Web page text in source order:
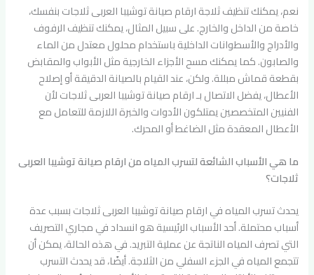
نعم، يمكنك تنظيف ثلاجة ارقام صيانة توشيبا العربى ثلاجات بنفسك،
خاصة من الداخل والخارج. على سبيل المثال، يمكنك تنظيف الرفوف
والأدراج والأسطوانات الداخلية باستخدام محلول معتدل من الماء
والصابون. كما يمكنك مسح الأجزاء الخارجية مثل الأبواب والمقابض
بقطعة قماش مبللة. ولكن، عند القيام بالصيانة الدقيقة أو إصلاح
الأعطال، يفضل الاتصال بـ ارقام صيانة توشيبا العربى ثلاجات لأن
الفنيين المتخصصين يمتلكون الأدوات والخبرة اللازمة للتعامل مع
الأعطال المعقدة مثل الضاغط أو المحرك.
ما هي الأسباب الشائعة لتسرب المياه من ارقام صيانة توشيبا العربى
ثلاجات؟
يحدث تسرب المياه في ارقام صيانة توشيبا العربى ثلاجات بسبب عدة
أسباب محتملة. أحد الأسباب الرئيسية هو انسداد في مجاري التصريف
التي تصرف المياه الناتجة عن عملية التبريد. في هذه الحالة، يمكن أن
تتجمع المياه في الجزء السفلي من الثلاجة. أيضًا، قد يحدث التسرب